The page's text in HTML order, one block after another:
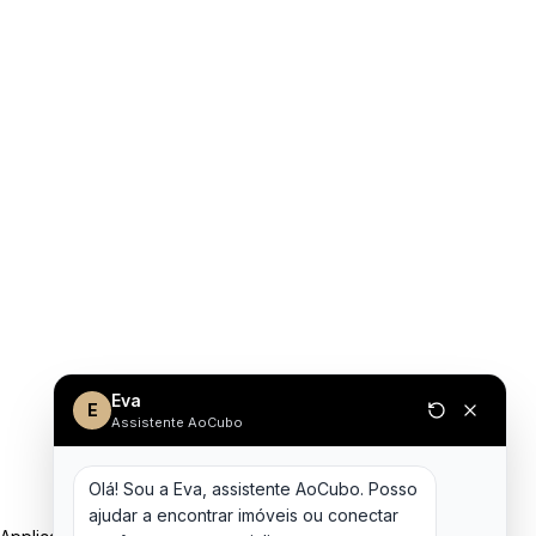
E Eva
Assistente AoCubo
Olá! Sou a Eva, assistente AoCubo. Posso
ajudar a encontrar imóveis ou conectar